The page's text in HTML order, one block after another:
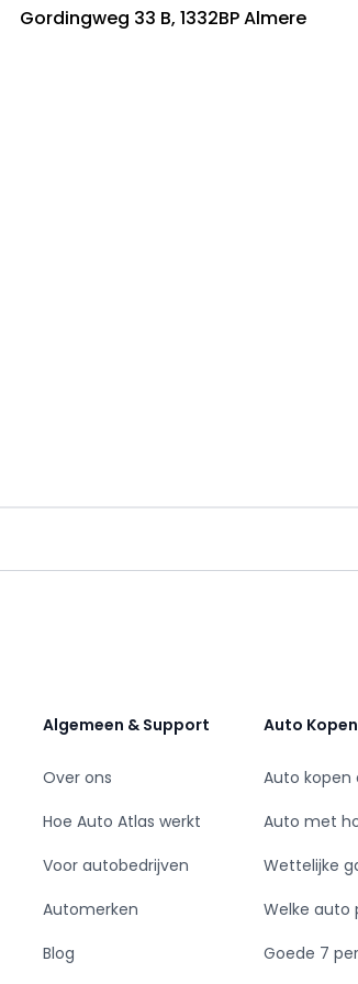
Gordingweg 33 B, 1332BP Almere
Algemeen & Support
Over ons
Hoe Auto Atlas werkt
Voor autobedrijven
Automerken
Blog
Auto Kopen
Auto kopen
Auto met
Wettelijke
Welke auto
Goede 7